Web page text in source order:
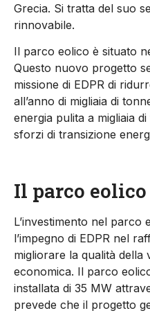
Grecia. Si tratta del suo
rinnovabile.
Il parco eolico è situato
Questo nuovo progetto
missione di EDPR di
all’anno di migliaia di
energia pulita a migliaia
sforzi di transizione
Il parco
L’investimento nel parco
l’impegno di EDPR nel
migliorare la qualità della
economica. Il parco
installata di 35 MW
prevede che il progetto